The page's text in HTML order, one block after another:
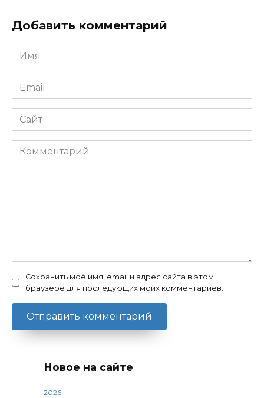
Добавить комментарий
Имя
*
Email
*
Сайт
Комментарий
Сохранить моё имя, email и адрес сайта в этом
браузере для последующих моих комментариев.
Новое на сайте
2026